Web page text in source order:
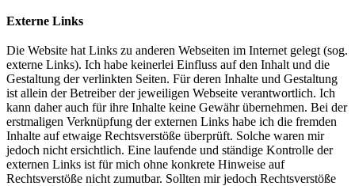
Externe Links
Die Website hat Links zu anderen Webseiten im Internet gelegt (sog.
externe Links). Ich habe keinerlei Einfluss auf den Inhalt und die
Gestaltung der verlinkten Seiten. Für deren Inhalte und Gestaltung
ist allein der Betreiber der jeweiligen Webseite verantwortlich. Ich
kann daher auch für ihre Inhalte keine Gewähr übernehmen. Bei der
erstmaligen Verknüpfung der externen Links habe ich die fremden
Inhalte auf etwaige Rechtsverstöße überprüft. Solche waren mir
jedoch nicht ersichtlich. Eine laufende und ständige Kontrolle der
externen Links ist für mich ohne konkrete Hinweise auf
Rechtsverstöße nicht zumutbar. Sollten mir jedoch Rechtsverstöße